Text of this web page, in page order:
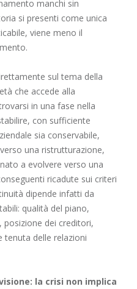
manchi sin
si presenti come unica
viene meno il
sul tema della
che accede alla
in una fase nella
con sufficiente
sia conservabile,
una ristrutturazione,
a evolvere verso una
ricadute sui criteri
dipende infatti da
qualità del piano,
posizione dei creditori,
tenuta delle relazioni
la crisi non implica